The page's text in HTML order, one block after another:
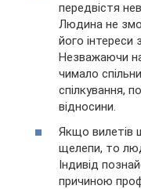
передвістя
Людина не
його інтереси
Незважаючи
чимало
спілкування,
відносини.
Якщо вилетів
щелепи, то
Індивід
причиною